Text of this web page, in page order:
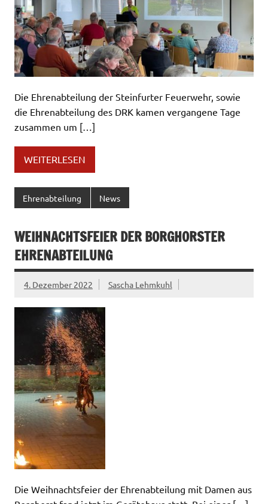
Die Ehrenabteilung der Steinfurter Feuerwehr, sowie
die Ehrenabteilung des DRK kamen vergangene Tage
zusammen um […]
WEITERLESEN
Ehrenabteilung News
WEIHNACHTSFEIER DER BORGHORSTER
EHRENABTEILUNG
4. Dezember 2022 Sascha Lehmkuhl
Die Weihnachtsfeier der Ehrenabteilung mit Damen aus